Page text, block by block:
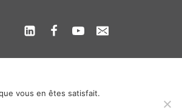
vous en êtes satisfait.